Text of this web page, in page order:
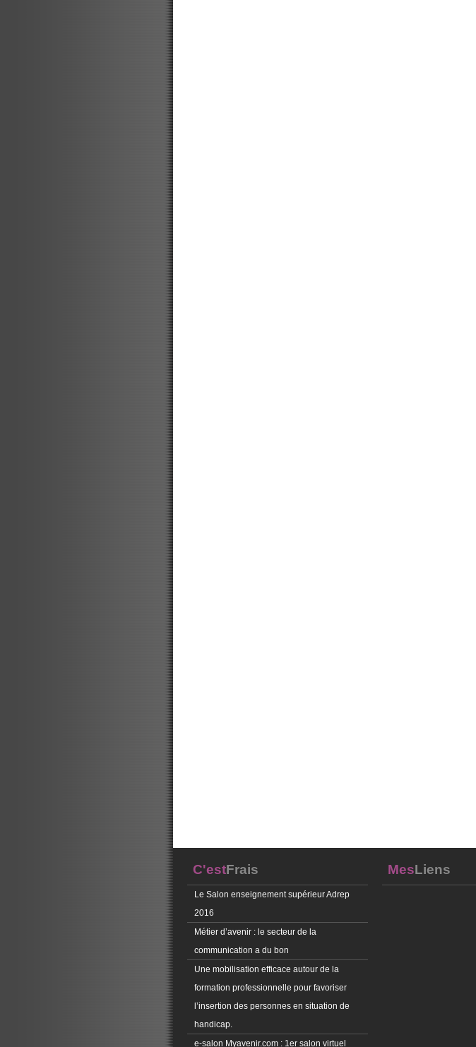
C'estFrais
Le Salon enseignement supérieur Adrep
2016
Métier d’avenir : le secteur de la
communication a du bon
Une mobilisation efficace autour de la
formation professionnelle pour favoriser
l’insertion des personnes en situation de
handicap.
e-salon Myavenir.com : 1er salon virtuel
MesLiens